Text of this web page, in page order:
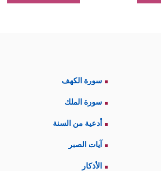
سورة الكهف
سورة الملك
أدعية من السنة
آيات الصبر
الأذكار